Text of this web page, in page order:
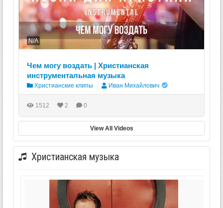
N/A
Чем могу воздать | Христианская
инструментальная музыка
Христианские клипы Иван Михайлович
1512 2 0
View All Videos
Христианская музыка